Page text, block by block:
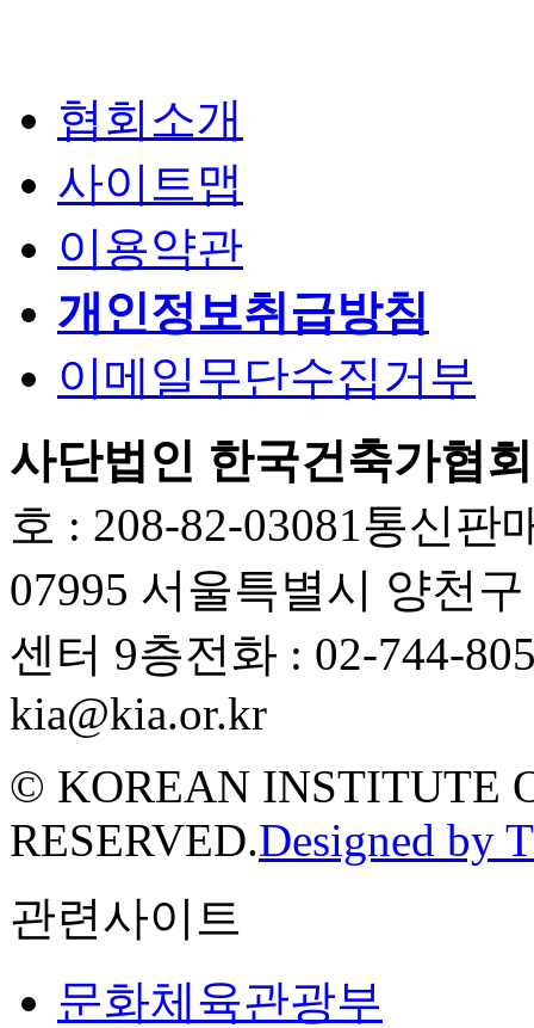
협회소개
사이트맵
이용약관
개인정보취급방침
이메일무단수집거부
사단법인 한국건축가협회
호 : 208-82-03081 통신판
07995 서울특별시 양천
센터 9층전화 : 02-744-
kia@kia.or.kr
© KOREAN INSTITUTE
RESERVED.Designed by
관련사이트
문화체육관광부